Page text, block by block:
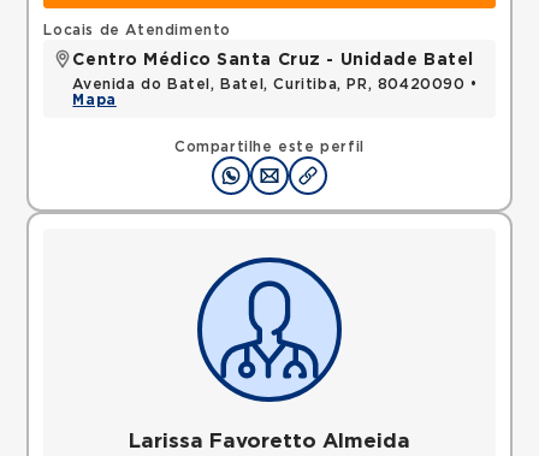
Compartilhe este perfil
Locais de Atendimento
Centro Médico Santa Cruz - Unidade Batel
Avenida do Batel, Batel, Curitiba, PR, 80420090 •
Mapa
Larissa Favoretto Almeida